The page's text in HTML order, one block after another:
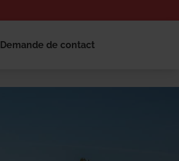
Demande de contact